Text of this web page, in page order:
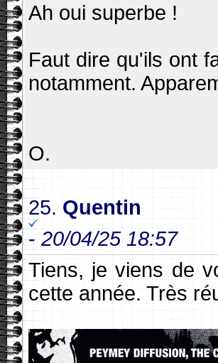
Ah oui superbe !
Faut dire qu'ils ont
notamment.
O.
25. Quentin
-20/04/25 18:57
Tiens, je viens de
cette année. Très